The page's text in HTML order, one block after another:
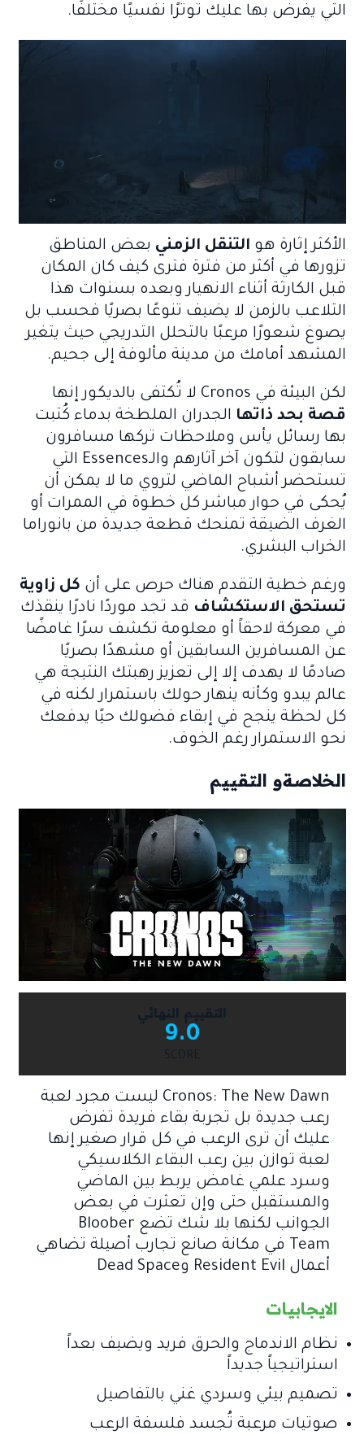
التي يفرض بها عليك توترًا نفسيًا مختلفًا.
الأكثر إثارة هو التنقل الزمني بعض المناطق
تزورها في أكثر من فترة فترى كيف كان المكان
قبل الكارثة أثناء الانهيار وبعده بسنوات هذا
التلاعب بالزمن لا يضيف تنوعًا بصريًا فحسب بل
يصوغ شعورًا مرعبًا بالتحلل التدريجي حيث يتغير
المشهد أمامك من مدينة مألوفة إلى جحيم.
لكن البيئة في Cronos لا تُكتفى بالديكور إنها
قصة بحد ذاتها الجدران الملطخة بدماء كُتبت
بها رسائل يأس وملاحظات تركها مسافرون
سابقون لتكون آخر آثارهم والـEssences التي
تستحضر أشباح الماضي لتروي ما لا يمكن أن
يُحكى في حوار مباشر كل خطوة في الممرات أو
الغرف الضيقة تمنحك قطعة جديدة من بانوراما
الخراب البشري.
ورغم خطية التقدم هناك حرص على أن كل زاوية
تستحق الاستكشاف قد تجد موردًا نادرًا ينقذك
في معركة لاحقاً أو معلومة تكشف سرًا غامضًا
عن المسافرين السابقين أو مشهدًا بصريًا
صادمًا لا يهدف إلا إلى تعزيز رهبتك النتيجة هي
عالم يبدو وكأنه ينهار حولك باستمرار لكنه في
كل لحظة ينجح في إبقاء فضولك حيًا يدفعك
نحو الاستمرار رغم الخوف.
الخلاصةو التقييم
التقييم النهائي
9.0
SCORE
Cronos: The New Dawn ليست مجرد لعبة
رعب جديدة بل تجربة بقاء فريدة تفرض
عليك أن ترى الرعب في كل قرار صغير إنها
لعبة توازن بين رعب البقاء الكلاسيكي
وسرد علمي غامض يربط بين الماضي
والمستقبل حتى وإن تعثرت في بعض
الجوانب لكنها بلا شك تضع Bloober
Team في مكانة صانع تجارب أصيلة تضاهي
أعمال Resident Evil وDead Space
الايجابيات
نظام الاندماج والحرق فريد ويضيف بعداً
استراتيجياً جديداً
تصميم بيئي وسردي غني بالتفاصيل
صوتيات مرعبة تُجسد فلسفة الرعب